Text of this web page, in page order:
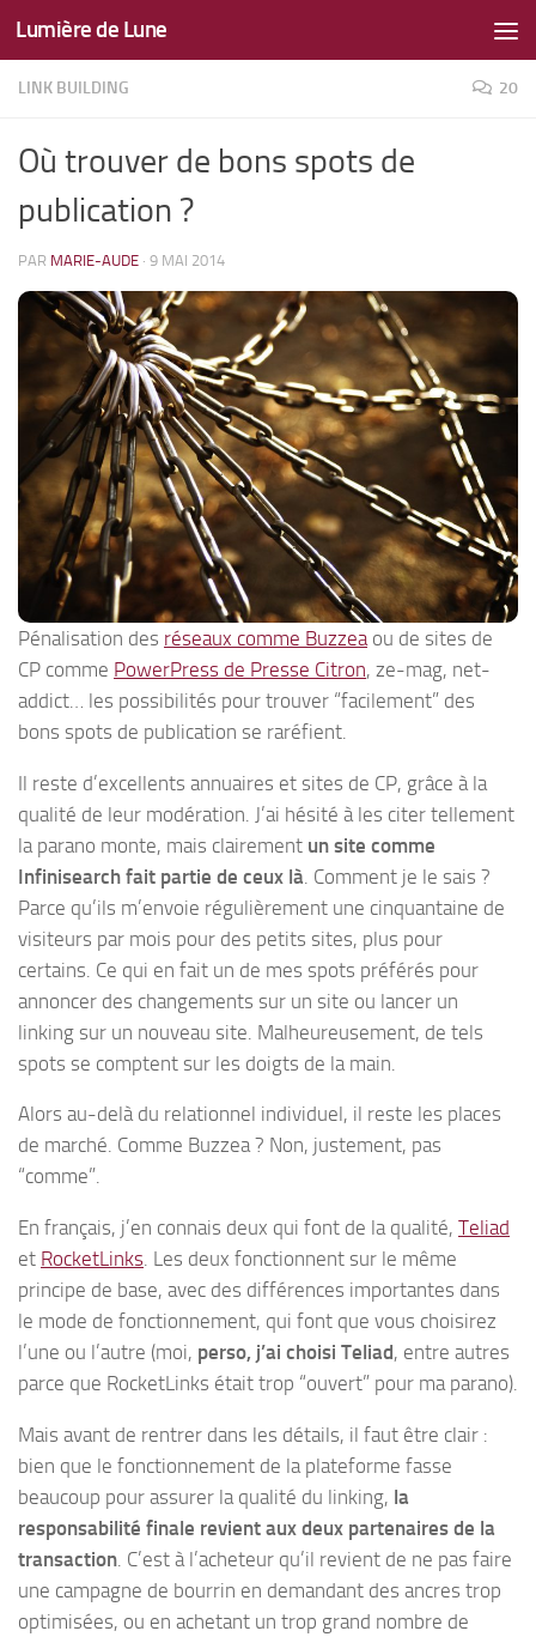
Skip to content
Lumière de Lune
LINK BUILDING 20
Où trouver de bons spots de
publication ?
PAR MARIE-AUDE · 9 MAI 2014
Pénalisation des réseaux comme Buzzeaou de sites de
CP comme PowerPress de Presse Citron, ze-mag, net-
addict… les possibilités pour trouver “facilement” des
bons spots de publication se raréfient.
Il reste d’excellents annuaires et sites de CP, grâce à la
qualité de leur modération. J’ai hésité à les citer tellement
la parano monte, mais clairement un site comme
Infinisearch fait partie de ceux là . Comment je le sais ?
Parce qu’ils m’envoie régulièrement une cinquantaine de
visiteurs par mois pour des petits sites, plus pour
certains. Ce qui en fait un de mes spots préférés pour
annoncer des changements sur un site ou lancer un
linking sur un nouveau site. Malheureusement, de tels
spots se comptent sur les doigts de la main.
Alors au-delà du relationnel individuel, il reste les places
de marché. Comme Buzzea ? Non, justement, pas
“comme”.
En français, j’en connais deux qui font de la qualité, Teliad
et RocketLinks. Les deux fonctionnent sur le même
principe de base, avec des différences importantes dans
le mode de fonctionnement, qui font que vous choisirez
l’une ou l’autre (moi, perso, j’ai choisi Teliad, entre autres
parce que RocketLinks était trop “ouvert” pour ma parano).
Mais avant de rentrer dans les détails, il faut être clair :
bien que le fonctionnement de la plateforme fasse
beaucoup pour assurer la qualité du linking, la
responsabilité finale revient aux deux partenaires de la
transaction . C’est à l’acheteur qu’il revient de ne pas faire
une campagne de bourrin en demandant des ancres trop
optimisées, ou en achetant un trop grand nombre de